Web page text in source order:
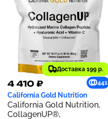
Доставка 199 р.
4 410 ₽ 441
California Gold Nutrition
California Gold Nutrition,
CollagenUP®,